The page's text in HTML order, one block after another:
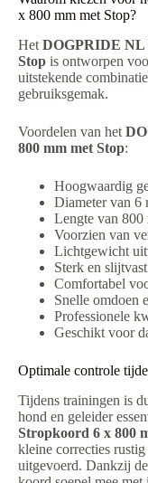
x 800 mm met Stop?
Het DOGPRIDE NL
Stop is ontworpen
uitstekende
gebruiksgemak.
Voordelen van het
800 mm met Stop:
Hoogwaardig
Diameter van 6
Lengte van 800
Voorzien van
Lichtgewicht
Sterk en slijtvast
Comfortabel
Snelle omdoen
Professionele
Geschikt voor
Optimale controle
Tijdens trainingen is
hond en geleider
Stropkoord 6 x 800
kleine correcties
uitgevoerd. Dankzij